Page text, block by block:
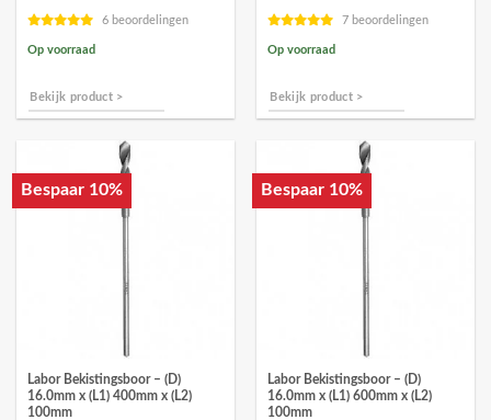
6 beoordelingen
Op voorraad
Bekijk product >
7 beoordelingen
Op voorraad
Bekijk product >
Bespaar 10%
Labor Bekistingsboor – (D)
16.0mm x (L1) 400mm x (L2)
100mm
Bespaar 10%
Labor Bekistingsboor – (D)
16.0mm x (L1) 600mm x (L2)
100mm